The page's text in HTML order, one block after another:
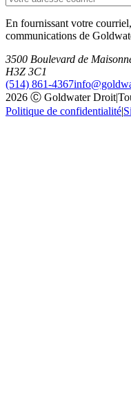
En fournissant votre
communications de
3500 Boulevard de
H3Z 3C1
(514) 861-4367
2026 Ⓒ Goldwater Droit|
Politique de confidentialité|